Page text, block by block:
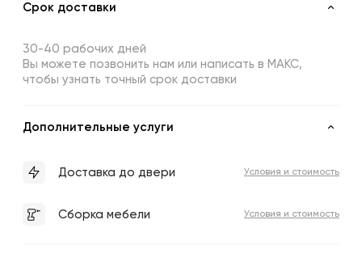
Срок доставки
30-40 рабочих дней
Вы можете позвонить нам или написать в МАКС,
чтобы узнать точный срок доставки
Дополнительные услуги
Доставка до двери Условия и стоимость
Сборка мебели Условия и стоимость